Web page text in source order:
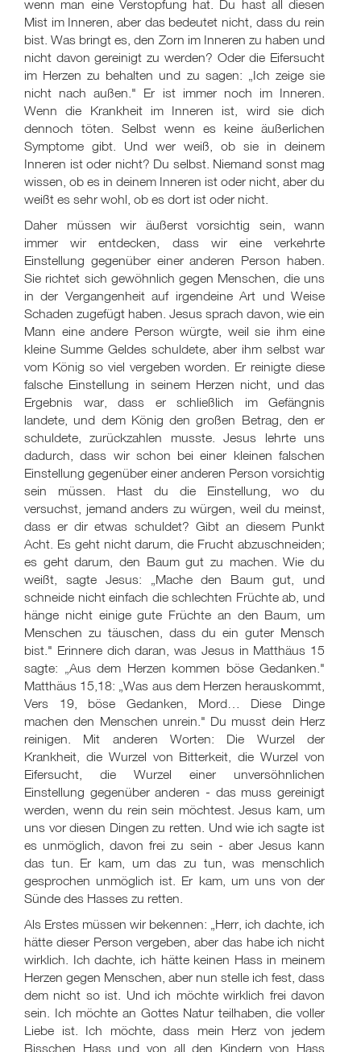
wenn man eine Verstopfung hat. Du hast all diesen
Mist im Inneren, aber das bedeutet nicht, dass du rein
bist. Was bringt es, den Zorn im Inneren zu haben und
nicht davon gereinigt zu werden? Oder die Eifersucht
im Herzen zu behalten und zu sagen: „Ich zeige sie
nicht nach außen." Er ist immer noch im Inneren.
Wenn die Krankheit im Inneren ist, wird sie dich
dennoch töten. Selbst wenn es keine äußerlichen
Symptome gibt. Und wer weiß, ob sie in deinem
Inneren ist oder nicht? Du selbst. Niemand sonst mag
wissen, ob es in deinem Inneren ist oder nicht, aber du
weißt es sehr wohl, ob es dort ist oder nicht.
Daher müssen wir äußerst vorsichtig sein, wann
immer wir entdecken, dass wir eine verkehrte
Einstellung gegenüber einer anderen Person haben.
Sie richtet sich gewöhnlich gegen Menschen, die uns
in der Vergangenheit auf irgendeine Art und Weise
Schaden zugefügt haben. Jesus sprach davon, wie ein
Mann eine andere Person würgte, weil sie ihm eine
kleine Summe Geldes schuldete, aber ihm selbst war
vom König so viel vergeben worden. Er reinigte diese
falsche Einstellung in seinem Herzen nicht, und das
Ergebnis war, dass er schließlich im Gefängnis
landete, und dem König den großen Betrag, den er
schuldete, zurückzahlen musste. Jesus lehrte uns
dadurch, dass wir schon bei einer kleinen falschen
Einstellung gegenüber einer anderen Person vorsichtig
sein müssen. Hast du die Einstellung, wo du
versuchst, jemand anders zu würgen, weil du meinst,
dass er dir etwas schuldet? Gibt an diesem Punkt
Acht. Es geht nicht darum, die Frucht abzuschneiden;
es geht darum, den Baum gut zu machen. Wie du
weißt, sagte Jesus: „Mache den Baum gut, und
schneide nicht einfach die schlechten Früchte ab, und
hänge nicht einige gute Früchte an den Baum, um
Menschen zu täuschen, dass du ein guter Mensch
bist." Erinnere dich daran, was Jesus in Matthäus 15
sagte: „Aus dem Herzen kommen böse Gedanken."
Matthäus 15,18: „Was aus dem Herzen herauskommt,
Vers 19, böse Gedanken, Mord… Diese Dinge
machen den Menschen unrein." Du musst dein Herz
reinigen. Mit anderen Worten: Die Wurzel der
Krankheit, die Wurzel von Bitterkeit, die Wurzel von
Eifersucht, die Wurzel einer unversöhnlichen
Einstellung gegenüber anderen - das muss gereinigt
werden, wenn du rein sein möchtest. Jesus kam, um
uns vor diesen Dingen zu retten. Und wie ich sagte ist
es unmöglich, davon frei zu sein - aber Jesus kann
das tun. Er kam, um das zu tun, was menschlich
gesprochen unmöglich ist. Er kam, um uns von der
Sünde des Hasses zu retten.
Als Erstes müssen wir bekennen: „Herr, ich dachte, ich
hätte dieser Person vergeben, aber das habe ich nicht
wirklich. Ich dachte, ich hätte keinen Hass in meinem
Herzen gegen Menschen, aber nun stelle ich fest, dass
dem nicht so ist. Und ich möchte wirklich frei davon
sein. Ich möchte an Gottes Natur teilhaben, die voller
Liebe ist. Ich möchte, dass mein Herz von jedem
Bisschen Hass und von all den Kindern von Hass